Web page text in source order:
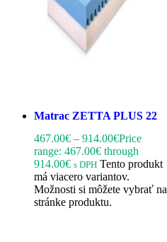
Matrac ZETTA PLUS 22
467.00€ – 914.00€Price
range: 467.00€ through
914.00€ s DPH Tento produkt
má viacero variantov.
Možnosti si môžete vybrať na
stránke produktu.